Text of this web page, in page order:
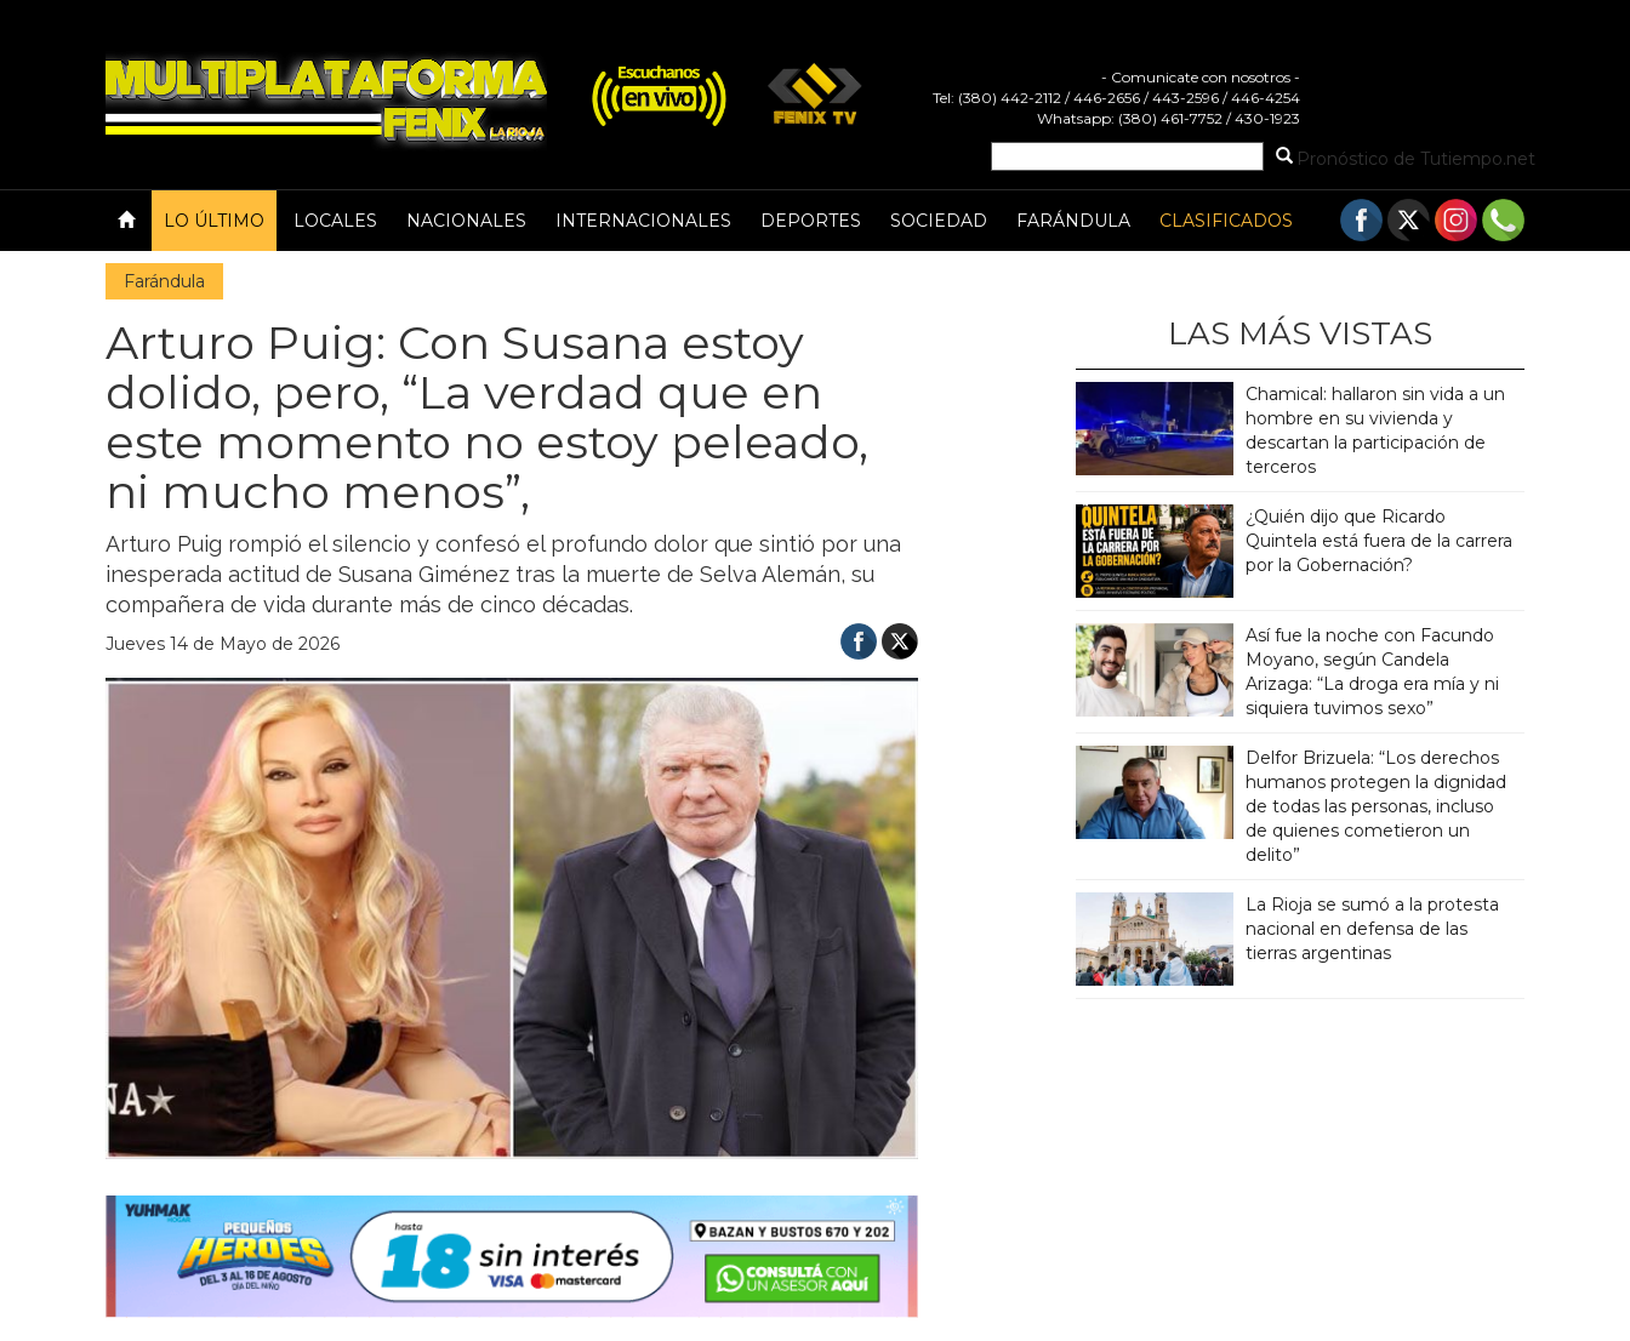
- Comunicate con nosotros -
Tel: (380) 442-2112 / 446-2656 / 443-2596 / 446-4254
Whatsapp: (380) 461-7752 / 430-1923
Pronóstico de Tutiempo.net
LO ÚLTIMO LOCALES NACIONALES INTERNACIONALES DEPORTES SOCIEDAD FARÁNDULA CLASIFICADOS
Farándula
Arturo Puig: Con Susana estoy
dolido, pero, “La verdad que en
este momento no estoy peleado,
ni mucho menos”,
Arturo Puig rompió el silencio y confesó el profundo dolor que sintió por una
inesperada actitud de Susana Giménez tras la muerte de Selva Alemán, su
compañera de vida durante más de cinco décadas.
Jueves 14 de Mayo de 2026
LAS MÁS VISTAS
Chamical: hallaron sin vida a un
hombre en su vivienda y
descartan la participación de
terceros
¿Quién dijo que Ricardo
Quintela está fuera de la carrera
por la Gobernación?
Así fue la noche con Facundo
Moyano, según Candela
Arizaga: “La droga era mía y ni
siquiera tuvimos sexo”
Delfor Brizuela: “Los derechos
humanos protegen la dignidad
de todas las personas, incluso
de quienes cometieron un
delito”
La Rioja se sumó a la protesta
nacional en defensa de las
tierras argentinas